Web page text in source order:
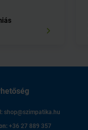
shop@szimpatika.hu
+36 27 889 357